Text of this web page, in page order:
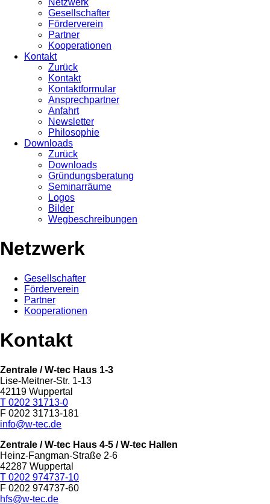
Gesellschafter
Förderverein
Partner
Kooperationen
Kontakt
Zurück
Kontakt
Kontaktformular
Ansprechpartner
Anfahrt
Newsletter
Philosophie
Downloads
Zurück
Downloads
Gründungsberatung
Seminarräume
Logos
Bilder
Wegbeschreibungen
Netzwerk
Gesellschafter
Förderverein
Partner
Kooperationen
Kontakt
Zentrale / W-tec Haus 1-3
Lise-Meitner-Str. 1-13
42119 Wuppertal
T 0202 31713-0
F 0202 31713-181
info@w-tec.de
Zentrale / W-tec Haus 4-5 / W-tec Hallen
Heinz-Fangman-Straße 2-6
42287 Wuppertal
T 0202 974737-10
F 0202 974737-60
hfs@w-tec.de